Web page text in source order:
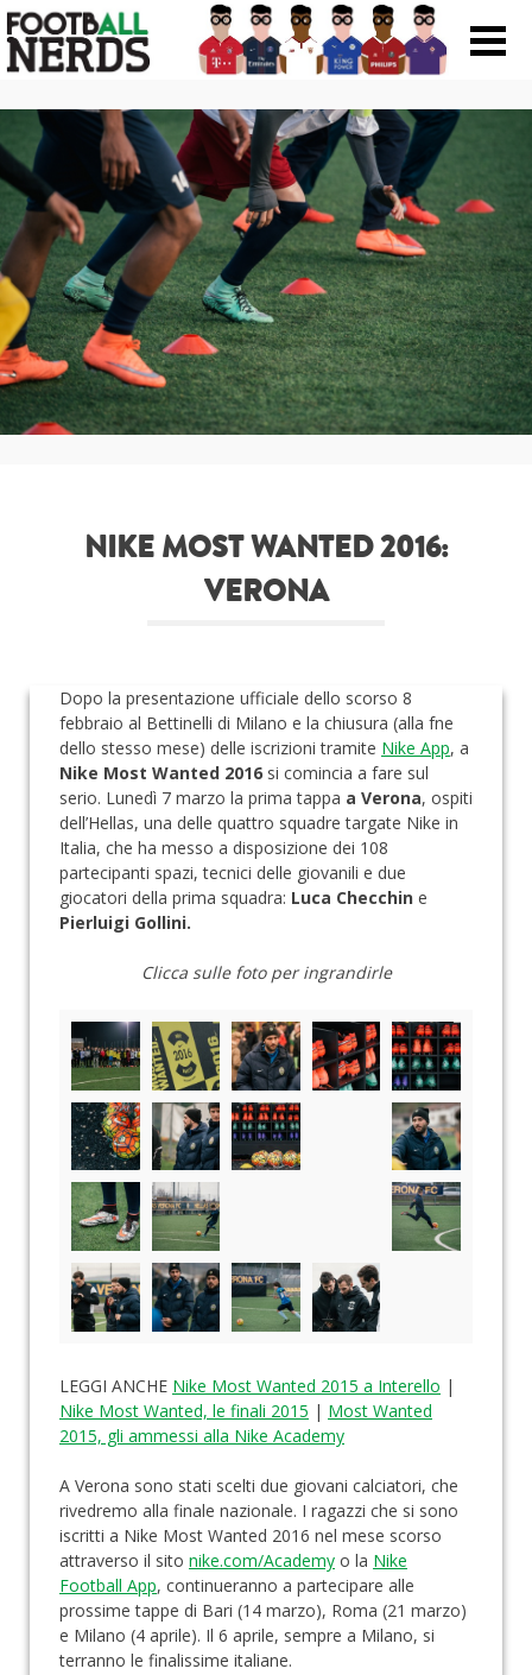
Search
Prodotti
Scarpe
Maglie
Accessori
Magazine Roba Da Nerds
NIKE MOST WANTED 2016:
VERONA
Dopo la presentazione ufficiale dello scorso 8
febbraio al Bettinelli di Milano e la chiusura (alla fne
dello stesso mese) delle iscrizioni tramite Nike App, a
Nike Most Wanted 2016 si comincia a fare sul
serio. Lunedì 7 marzo la prima tappa a Verona, ospiti
dell’Hellas, una delle quattro squadre targate Nike in
Italia, che ha messo a disposizione dei 108
partecipanti spazi, tecnici delle giovanili e due
giocatori della prima squadra: Luca Checchin e
Pierluigi Gollini.
Clicca sulle foto per ingrandirle
LEGGI ANCHE Nike Most Wanted 2015 a Interello |
Nike Most Wanted, le finali 2015 | Most Wanted
2015, gli ammessi alla Nike Academy
A Verona sono stati scelti due giovani calciatori, che
rivedremo alla finale nazionale. I ragazzi che si sono
iscritti a Nike Most Wanted 2016 nel mese scorso
attraverso il sito nike.com/Academy o la Nike
Football App, continueranno a partecipare alle
prossime tappe di Bari (14 marzo), Roma (21 marzo)
e Milano (4 aprile). Il 6 aprile, sempre a Milano, si
terranno le finalissime italiane.